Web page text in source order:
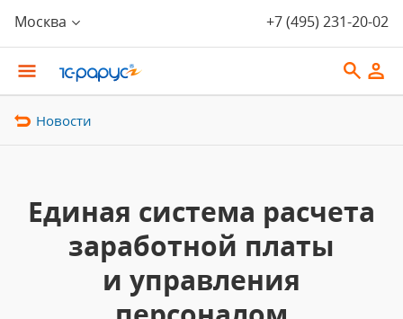
Москва +7 (495) 231-20-02
Новости
Единая система расчета
заработной платы
и управления